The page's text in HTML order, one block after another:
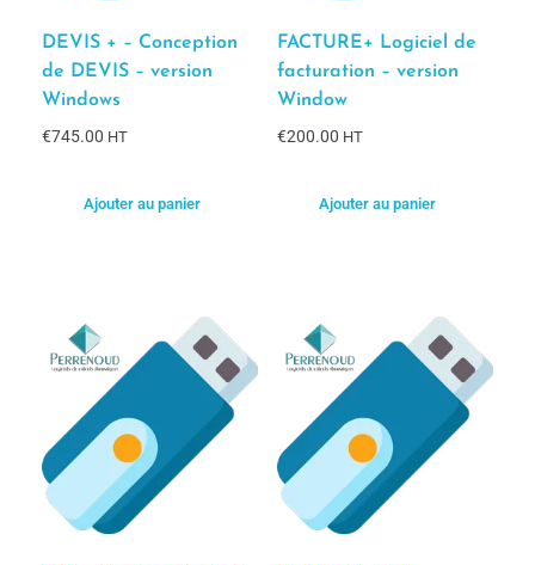
DEVIS + – Conception
de DEVIS – version
Windows
€745.00 HT
Ajouter au panier
FACTURE+ Logiciel de
facturation – version
Window
€200.00 HT
Ajouter au panier